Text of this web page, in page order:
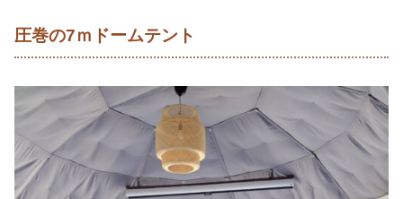
圧巻の7ｍドームテント